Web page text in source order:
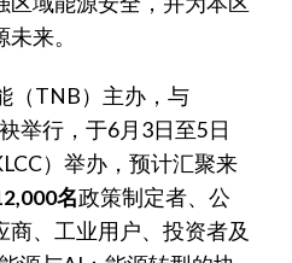
来。
（TNB）主办，与
举行，于6月3日至5日
）举办，预计汇聚来
名政策制定者、公
商、工业用户、投资者及